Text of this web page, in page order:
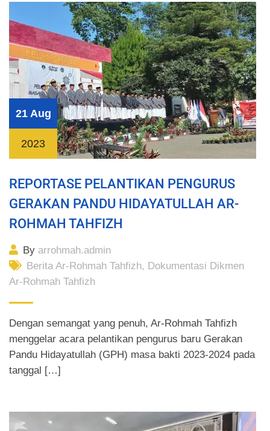
21 Aug
2023
REPORTASE PELANTIKAN PENGURUS
GERAKAN PANDU HIDAYATULLAH AR-
ROHMAH TAHFIZH
By arrohmah.admin
Berita Ar-Rohmah Tahfizh, Dokumentasi Dikmen
Ar-Rohmah Tahfizh
Dengan semangat yang penuh, Ar-Rohmah Tahfizh
menggelar acara pelantikan pengurus baru Gerakan
Pandu Hidayatullah (GPH) masa bakti 2023-2024 pada
tanggal […]